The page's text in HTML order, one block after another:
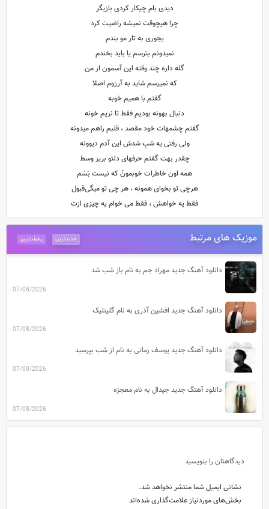
دیدی بام چیکار کردی بازیگر
چرا هیچوقت نمیشه راضیت کرد
یجوری به تار مو بندم
نمیدونم بترسم یا باید بخندم
گله داره چند وقته این آسمون از من
که نمیرسم شاید به آرزوم اصلا
گفتم با همیم خوبه
دنبال بهونه بودیم فقط تا نریم خونه
گفتم چشمهات خود مقصد ، قلبم راهم میدونه
ولی رفتی یه شبِ شدش این آدم دیوونه
چقدر بهت گفتم حرفهای دلتو بریز وسط
همه اون خاطرات خوبمونُ که نیست بَسَم
هرچی تو بخوای همونه ، هر چی تو میگی‌قبول
فقط یه خواهش ، فقط می خوام یه چیزی ازت
موزیک های مرتبط پرطرفدارترین جدیدترین
دانلود آهنگ جدید مهراد جم به نام باز شب شد
07/08/2026
دانلود آهنگ جدید افشین آذری به نام گلینلیک
07/08/2026
دانلود آهنگ جدید یوسف زمانی به نام از شب بپرسید
07/08/2026
دانلود آهنگ جدید جیدال به نام معجزه
07/08/2026
دیدگاهتان را بنویسید
نشانی ایمیل شما منتشر نخواهد شد.
بخش‌های موردنیاز علامت‌گذاری شده‌اند